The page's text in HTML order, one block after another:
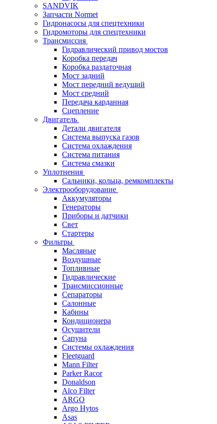
SANDVIK
Запчасти Normet
Гидронасосы для спецтехники
Гидромоторы для спецтехники
Трансмиссия
Гидравлический привод мостов
Коробка передач
Коробка раздаточная
Мост задний
Мост передний ведущий
Мост средний
Передача карданная
Сцепление
Двигатель
Детали двигателя
Система выпуска газов
Система охлаждения
Система питания
Система смазки
Уплотнения
Сальники, кольца, ремкомплекты
Электрооборудование
Аккумуляторы
Генераторы
Приборы и датчики
Свет
Стартеры
Фильтры
Масляные
Воздушные
Топливные
Гидравлические
Трансмиссионные
Сепараторы
Салонные
Кабины
Кондиционера
Осушители
Сапуна
Системы охлаждения
Fleetguard
Mann Filter
Parker Racor
Donaldson
Alco Filter
ARGO
Argo Hytos
Asas